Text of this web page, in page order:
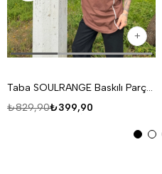
Taba SOULRANGE Baskılı Parçalı Oversize T-SHIRT PNC 1009
₺399,90
₺829,90